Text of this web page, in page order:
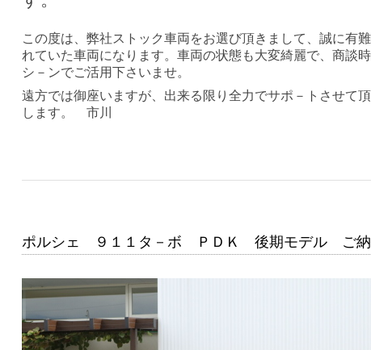
この度は、弊社ストック車両をお選び頂きまして、誠に有
れていた車両になります。車両の状態も大変綺麗で、商談
シ－ンでご活用下さいませ。
遠方では御座いますが、出来る限り全力でサポ－トさせて
します。 市川
ポルシェ ９１１タ－ボ ＰＤＫ 後期モデル ご